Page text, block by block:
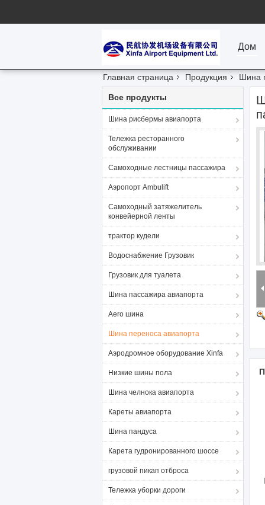
Дом
Главная страница Продукция Шина
Все продукты
Шина рисбермы авиапорта
Тележка ресторанного
обслуживании
Самоходные лестницы пассажира
Аэропорт Ambulift
Самоходный затяжелитель
конвейерной ленты
трактор кудели
Водоснабжение Грузовик
Грузовик для туалета
Шина пассажира авиапорта
Aero шина
Шина переноса авиапорта
Аэродромное оборудование Xinfa
Низкие шины пола
Шина челнока авиапорта
Кареты авиапорта
Шина пандуса
Карета гудронированного шоссе
грузовой пикап отброса
Тележка уборки дороги